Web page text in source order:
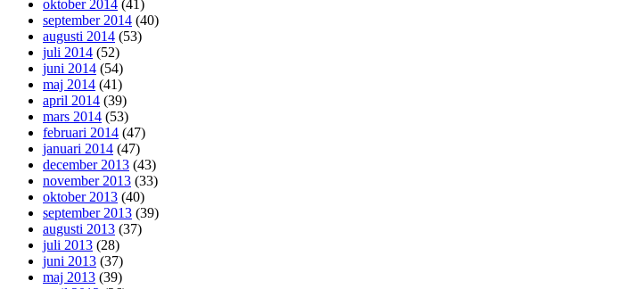
oktober 2014 (41)
september 2014 (40)
augusti 2014 (53)
juli 2014 (52)
juni 2014 (54)
maj 2014 (41)
april 2014 (39)
mars 2014 (53)
februari 2014 (47)
januari 2014 (47)
december 2013 (43)
november 2013 (33)
oktober 2013 (40)
september 2013 (39)
augusti 2013 (37)
juli 2013 (28)
juni 2013 (37)
maj 2013 (39)